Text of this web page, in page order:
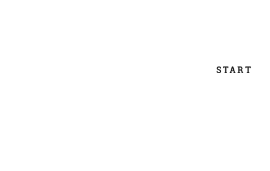
START